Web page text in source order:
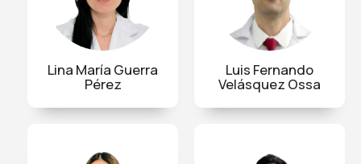
Lina María Guerra
Pérez
Luis Fernando
Velásquez Ossa